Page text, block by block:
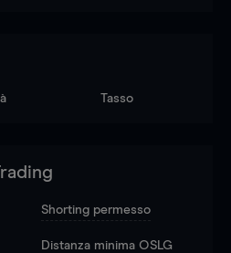
Tasso
Shorting permesso
Distanza minima OSLG